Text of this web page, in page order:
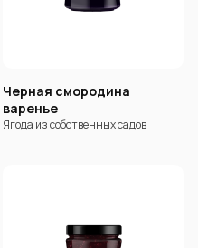
Черная смородина
варенье
Ягода из собственных садов